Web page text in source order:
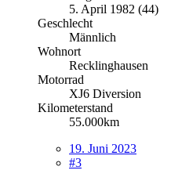
5. April 1982 (44)
Geschlecht
Männlich
Wohnort
Recklinghausen
Motorrad
XJ6 Diversion
Kilometerstand
55.000km
19. Juni 2023
#3